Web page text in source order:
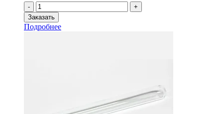
-
Количество
товара
Пробирка
стеклянная
+
Заказать
Подробнее